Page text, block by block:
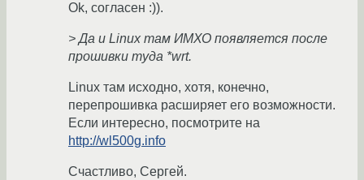
Ok, согласен :)).
> Да и Linux там ИМХО появляется после
прошивки туда *wrt.
Linux там исходно, хотя, конечно,
перепрошивка расширяет его возможности.
Если интересно, посмотрите на
http://wl500g.info
Счастливо, Сергей.